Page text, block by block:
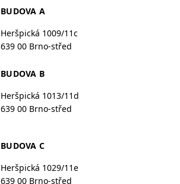
BUDOVA A
Heršpická 1009/11c
639 00 Brno-střed
BUDOVA B
Heršpická 1013/11d
639 00 Brno-střed
BUDOVA C
Heršpická 1029/11e
639 00 Brno-střed